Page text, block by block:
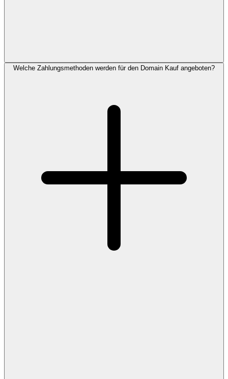
Welche Zahlungsmethoden werden für den Domain Kauf angeboten?